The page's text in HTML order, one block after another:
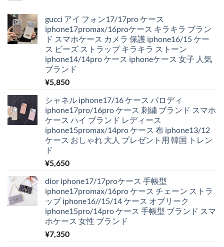
gucci アイ フォン17/17pro ケース
iphone17promax/16proケース キラキラ ブラン
ド スマホケース カメラ 保護 iphone16/15 ケー
ス ビーズ ストラップ キラキラ ストーン
iphone14/14pro ケース iphoneケース 女子 人気
ブランド
¥5,850
シャネル iphone17/16 ケース パロディ
iphone17pro/16pro ケース 刺繍 ブランド スマホ
ケース ハイ ブランド レディース
iphone15promax/14pro ケース 布 iphone13/12
ケース おしゃれ 大人 プレゼント用 韓国 トレン
ド
¥5,650
dior iphone17/17proケース 手帳型
iphone17promax/16pro ケース チェーン ストラ
ップ iphone16//15/14 ケース オブリーク
iphone15pro/14pro ケース 手帳型 ブランド スマ
ホケース 女性 ブランド
¥7,350